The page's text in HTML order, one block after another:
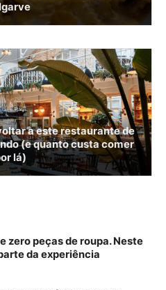
a este restaurante de
(e quanto custa comer
lá)
zero peças de roupa. Neste
da experiência